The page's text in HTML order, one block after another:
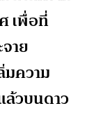
เพื่อที่
าย
มความ
ล้วบนดาว